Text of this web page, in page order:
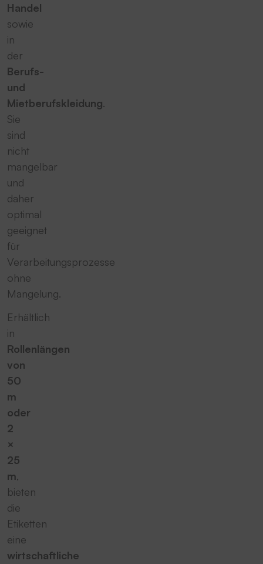
Handel
sowie
in
der
Berufs-
und
Mietberufskleidung.
Sie
sind
nicht
mangelbar
und
daher
optimal
geeignet
für
Verarbeitungsprozesse
ohne
Mangelung.
Erhältlich
in
Rollenlängen
von
50
m
oder
2
×
25
m,
bieten
die
Etiketten
eine
wirtschaftliche